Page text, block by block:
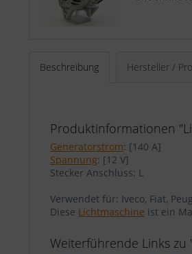
Beschreibung Hersteller /
Produktinformationen
Generatorstrom: [140 A]
Spannung: [12 V]
Stecker Anschluss: L
Verwendet für: Iveco, Fiat,
Diese Lichtmaschine ist ein
Weiterführende Links zu